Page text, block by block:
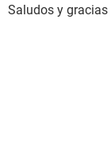
Saludos y gracias